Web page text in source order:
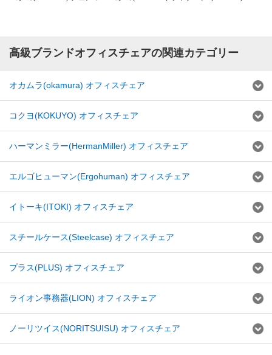
高級ブランドオフィスチェアの関連カテゴリー
オカムラ(okamura) オフィスチェア
コクヨ(KOKUYO) オフィスチェア
ハーマンミラー(HermanMiller) オフィスチェア
エルゴヒューマン(Ergohuman) オフィスチェア
イトーキ(ITOKI) オフィスチェア
スチールケース(Steelcase) オフィスチェア
プラス(PLUS) オフィスチェア
ライオン事務器(LION) オフィスチェア
ノーリツイス(NORITSUISU) オフィスチェア